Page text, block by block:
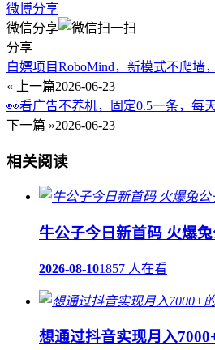
微博分享
微信分享
分享
白嫖项目RoboMind，新模式不爬墙
« 上一篇2026-06-23
👀看广告不养机，固定0.5一条，每
下一篇 »2026-06-23
相关阅读
牛公子今日新首码 火爆
2026-08-101857 人在看
想通过抖音实现月入